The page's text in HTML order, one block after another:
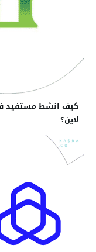
كيف انشط مستفيد
لاين؟